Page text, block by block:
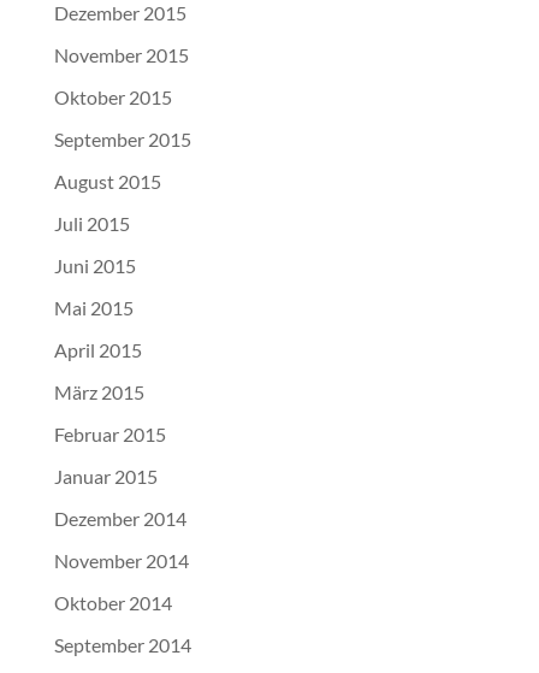
Dezember 2015
November 2015
Oktober 2015
September 2015
August 2015
Juli 2015
Juni 2015
Mai 2015
April 2015
März 2015
Februar 2015
Januar 2015
Dezember 2014
November 2014
Oktober 2014
September 2014